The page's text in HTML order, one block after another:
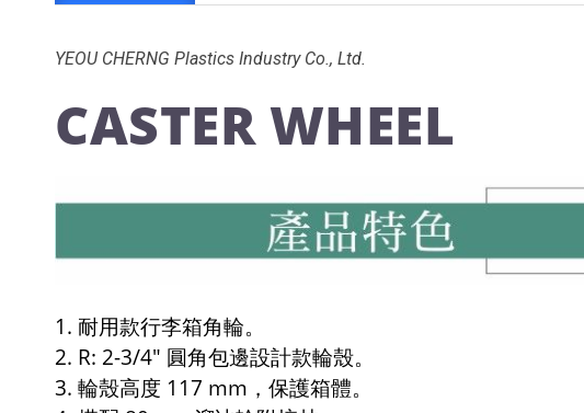
YEOU CHERNG Plastics Industry Co., Ltd.
CASTER WHEEL
1. 耐用款行李箱角輪。
2. R: 2-3/4" 圓角包邊設計款輪殼。
3. 輪殼高度 117 mm，保護箱體。